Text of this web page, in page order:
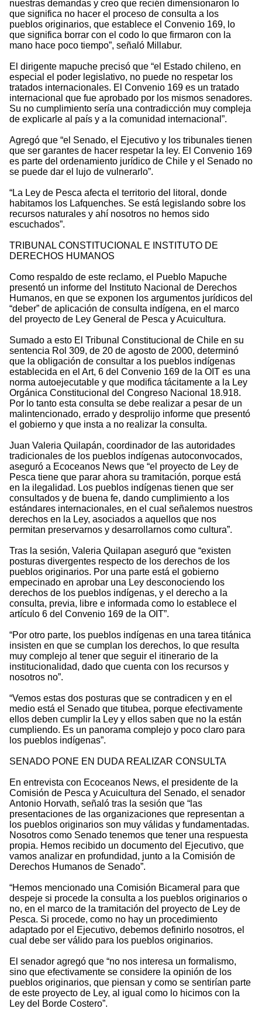
nuestras demandas y creo que recién dimensionaron lo
que significa no hacer el proceso de consulta a los
pueblos originarios, que establece el Convenio 169, lo
que significa borrar con el codo lo que firmaron con la
mano hace poco tiempo”, señaló Millabur.
El dirigente mapuche precisó que “el Estado chileno, en
especial el poder legislativo, no puede no respetar los
tratados internacionales. El Convenio 169 es un tratado
internacional que fue aprobado por los mismos senadores.
Su no cumplimiento sería una contradicción muy compleja
de explicarle al país y a la comunidad internacional”.
Agregó que “el Senado, el Ejecutivo y los tribunales tienen
que ser garantes de hacer respetar la ley. El Convenio 169
es parte del ordenamiento jurídico de Chile y el Senado no
se puede dar el lujo de vulnerarlo”.
“La Ley de Pesca afecta el territorio del litoral, donde
habitamos los Lafquenches. Se está legislando sobre los
recursos naturales y ahí nosotros no hemos sido
escuchados”.
TRIBUNAL CONSTITUCIONAL E INSTITUTO DE
DERECHOS HUMANOS
Como respaldo de este reclamo, el Pueblo Mapuche
presentó un informe del Instituto Nacional de Derechos
Humanos, en que se exponen los argumentos jurídicos del
“deber” de aplicación de consulta indígena, en el marco
del proyecto de Ley General de Pesca y Acuicultura.
Sumado a esto El Tribunal Constitucional de Chile en su
sentencia Rol 309, de 20 de agosto de 2000, determinó
que la obligación de consultar a los pueblos indígenas
establecida en el Art, 6 del Convenio 169 de la OIT es una
norma autoejecutable y que modifica tácitamente a la Ley
Orgánica Constitucional del Congreso Nacional 18.918.
Por lo tanto esta consulta se debe realizar a pesar de un
malintencionado, errado y desprolijo informe que presentó
el gobierno y que insta a no realizar la consulta.
Juan Valeria Quilapán, coordinador de las autoridades
tradicionales de los pueblos indígenas autoconvocados,
aseguró a Ecoceanos News que “el proyecto de Ley de
Pesca tiene que parar ahora su tramitación, porque está
en la ilegalidad. Los pueblos indígenas tienen que ser
consultados y de buena fe, dando cumplimiento a los
estándares internacionales, en el cual señalemos nuestros
derechos en la Ley, asociados a aquellos que nos
permitan preservarnos y desarrollarnos como cultura”.
Tras la sesión, Valeria Quilapan aseguró que “existen
posturas divergentes respecto de los derechos de los
pueblos originarios. Por una parte está el gobierno
empecinado en aprobar una Ley desconociendo los
derechos de los pueblos indígenas, y el derecho a la
consulta, previa, libre e informada como lo establece el
artículo 6 del Convenio 169 de la OIT”.
“Por otro parte, los pueblos indígenas en una tarea titánica
insisten en que se cumplan los derechos, lo que resulta
muy complejo al tener que seguir el itinerario de la
institucionalidad, dado que cuenta con los recursos y
nosotros no”.
“Vemos estas dos posturas que se contradicen y en el
medio está el Senado que titubea, porque efectivamente
ellos deben cumplir la Ley y ellos saben que no la están
cumpliendo. Es un panorama complejo y poco claro para
los pueblos indígenas”.
SENADO PONE EN DUDA REALIZAR CONSULTA
En entrevista con Ecoceanos News, el presidente de la
Comisión de Pesca y Acuicultura del Senado, el senador
Antonio Horvath, señaló tras la sesión que “las
presentaciones de las organizaciones que representan a
los pueblos originarios son muy válidas y fundamentadas.
Nosotros como Senado tenemos que tener una respuesta
propia. Hemos recibido un documento del Ejecutivo, que
vamos analizar en profundidad, junto a la Comisión de
Derechos Humanos de Senado”.
“Hemos mencionado una Comisión Bicameral para que
despeje si procede la consulta a los pueblos originarios o
no, en el marco de la tramitación del proyecto de Ley de
Pesca. Si procede, como no hay un procedimiento
adaptado por el Ejecutivo, debemos definirlo nosotros, el
cual debe ser válido para los pueblos originarios.
El senador agregó que “no nos interesa un formalismo,
sino que efectivamente se considere la opinión de los
pueblos originarios, que piensan y como se sentirían parte
de este proyecto de Ley, al igual como lo hicimos con la
Ley del Borde Costero”.